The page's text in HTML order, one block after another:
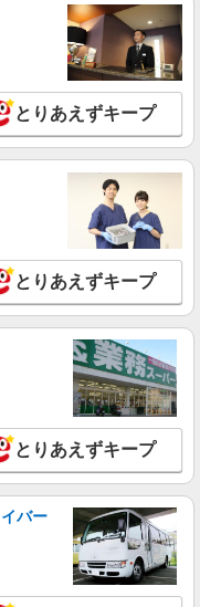
とりあえずキープ
とりあえずキープ
とりあえずキープ
バー